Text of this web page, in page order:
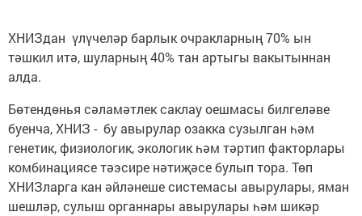
ХНИЗдан үлүчеләр барлык очракларның 70% ын
тәшкил итә, шуларның 40% тан артыгы вакытыннан
алда.
Бөтендөнья сәламәтлек саклау оешмасы билгеләве
буенча, ХНИЗ - бу авырулар озакка сузылган һәм
генетик, физиологик, экологик һәм тәртип факторлары
комбинациясе тәэсире нәтиҗәсе булып тора. Төп
ХНИЗларга кан әйләнеше системасы авырулары, яман
шешләр, сулыш органнары авырулары һәм шикәр